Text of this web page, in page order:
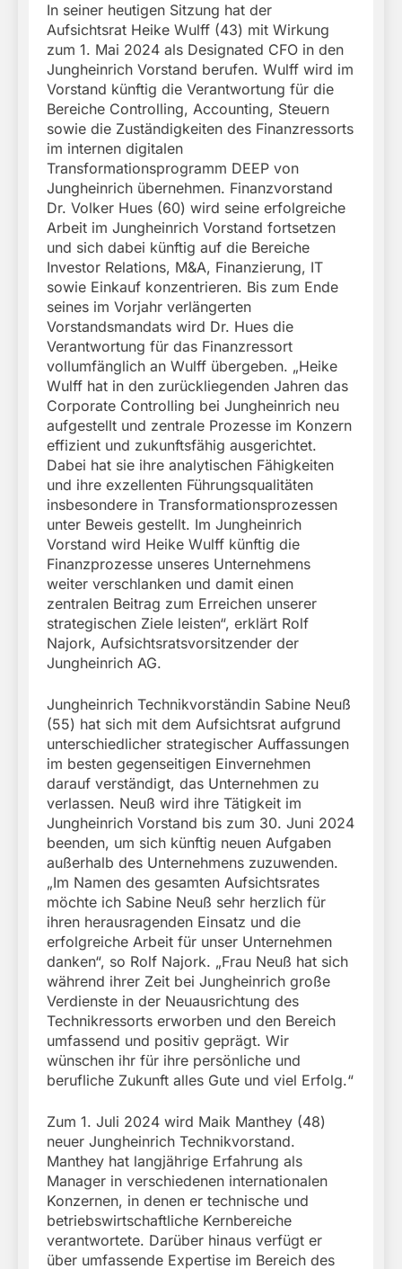
In seiner heutigen Sitzung hat der
Aufsichtsrat Heike Wulff (43) mit Wirkung
zum 1. Mai 2024 als Designated CFO in den
Jungheinrich Vorstand berufen. Wulff wird im
Vorstand künftig die Verantwortung für die
Bereiche Controlling, Accounting, Steuern
sowie die Zuständigkeiten des Finanzressorts
im internen digitalen
Transformationsprogramm DEEP von
Jungheinrich übernehmen. Finanzvorstand
Dr. Volker Hues (60) wird seine erfolgreiche
Arbeit im Jungheinrich Vorstand fortsetzen
und sich dabei künftig auf die Bereiche
Investor Relations, M&A, Finanzierung, IT
sowie Einkauf konzentrieren. Bis zum Ende
seines im Vorjahr verlängerten
Vorstandsmandats wird Dr. Hues die
Verantwortung für das Finanzressort
vollumfänglich an Wulff übergeben. „Heike
Wulff hat in den zurückliegenden Jahren das
Corporate Controlling bei Jungheinrich neu
aufgestellt und zentrale Prozesse im Konzern
effizient und zukunftsfähig ausgerichtet.
Dabei hat sie ihre analytischen Fähigkeiten
und ihre exzellenten Führungsqualitäten
insbesondere in Transformationsprozessen
unter Beweis gestellt. Im Jungheinrich
Vorstand wird Heike Wulff künftig die
Finanzprozesse unseres Unternehmens
weiter verschlanken und damit einen
zentralen Beitrag zum Erreichen unserer
strategischen Ziele leisten“, erklärt Rolf
Najork, Aufsichtsratsvorsitzender der
Jungheinrich AG.
Jungheinrich Technikvorständin Sabine Neuß
(55) hat sich mit dem Aufsichtsrat aufgrund
unterschiedlicher strategischer Auffassungen
im besten gegenseitigen Einvernehmen
darauf verständigt, das Unternehmen zu
verlassen. Neuß wird ihre Tätigkeit im
Jungheinrich Vorstand bis zum 30. Juni 2024
beenden, um sich künftig neuen Aufgaben
außerhalb des Unternehmens zuzuwenden.
„Im Namen des gesamten Aufsichtsrates
möchte ich Sabine Neuß sehr herzlich für
ihren herausragenden Einsatz und die
erfolgreiche Arbeit für unser Unternehmen
danken“, so Rolf Najork. „Frau Neuß hat sich
während ihrer Zeit bei Jungheinrich große
Verdienste in der Neuausrichtung des
Technikressorts erworben und den Bereich
umfassend und positiv geprägt. Wir
wünschen ihr für ihre persönliche und
berufliche Zukunft alles Gute und viel Erfolg.“
Zum 1. Juli 2024 wird Maik Manthey (48)
neuer Jungheinrich Technikvorstand.
Manthey hat langjährige Erfahrung als
Manager in verschiedenen internationalen
Konzernen, in denen er technische und
betriebswirtschaftliche Kernbereiche
verantwortete. Darüber hinaus verfügt er
über umfassende Expertise im Bereich des